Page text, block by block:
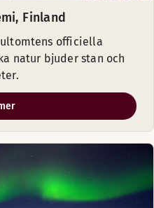
Finland
officiella
natur bjuder stan och